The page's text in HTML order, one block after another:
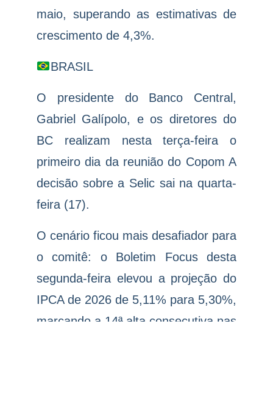
maio, superando as estimativas de
crescimento de 4,3%.
BRASIL
O presidente do Banco Central,
Gabriel Galípolo, e os diretores do
BC realizam nesta terça-feira o
primeiro dia da reunião do Copom A
decisão sobre a Selic sai na quarta-
feira (17).
O cenário ficou mais desafiador para
o comitê: o Boletim Focus desta
segunda-feira elevou a projeção do
IPCA de 2026 de 5,11% para 5,30%,
marcando a 14ª alta consecutiva nas